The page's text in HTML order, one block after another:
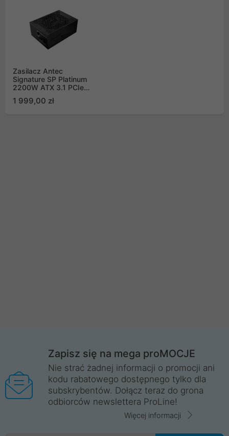
Zasilacz Antec
Signature SP Platinum
2200W ATX 3.1 PCIe
1 999,00 zł
Zapisz się na mega proMOCJE
Nie strać żadnej informacji o promocji ani
kodu rabatowego dostępnego tylko dla
subskrybentów. Dołącz teraz do grona
odbiorców newslettera ProLine!
Więcej informacji